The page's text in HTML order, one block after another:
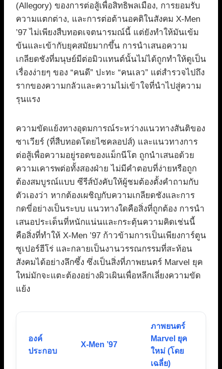
(Allegory) ของการต่อสู้เพื่อสิทธิพลเมือง, การยอมรับ
ความแตกต่าง, และการต่อต้านอคติในสังคม X-Men
’97 ไม่เพียงสืบทอดเจตนารมณ์นี้ แต่ยังทำให้มันเข้ม
ข้นและเข้ากับยุคสมัยมากขึ้น การนำเสนอความ
เกลียดชังที่มนุษย์มีต่อมิวแทนต์นั้นไม่ได้ถูกทำให้ดูเป็น
เรื่องง่ายๆ ของ “คนดี” ปะทะ “คนเลว” แต่สำรวจไปถึง
รากของความกลัวและความไม่เข้าใจที่นำไปสู่ความ
รุนแรง
ความขัดแย้งทางอุดมการณ์ระหว่างแนวทางสันติของ
ซาเวียร์ (ที่สืบทอดโดยไซคลอปส์) และแนวทางการ
ต่อสู้เพื่อความอยู่รอดของแม็กนีโต ถูกนำเสนอด้วย
ความเคารพต่อทั้งสองฝ่าย ไม่มีคำตอบที่ง่ายหรือถูก
ต้องสมบูรณ์แบบ ซีรีส์บังคับให้ผู้ชมต้องตั้งคำถามกับ
ตัวเองว่า หากต้องเผชิญกับความเกลียดชังและการ
กดขี่อย่างเป็นระบบ แนวทางใดคือสิ่งที่ถูกต้อง การนำ
เสนอประเด็นที่หนักแน่นและกระตุ้นความคิดเช่นนี้
คือสิ่งที่ทำให้ X-Men ’97 ก้าวข้ามการเป็นเพียงการ์ตูน
ซูเปอร์ฮีโร่ และกลายเป็นงานวรรณกรรมที่สะท้อน
สังคมได้อย่างลึกซึ้ง ซึ่งเป็นสิ่งที่ภาพยนตร์ Marvel ยุค
ใหม่มักจะแตะต้องอย่างผิวเผินเพื่อหลีกเลี่ยงความขัด
แย้ง
องค์
ประกอบ
X-Men ’97
ภาพยนตร์
Marvel ยุค
ใหม่ (โดย
เฉลี่ย)